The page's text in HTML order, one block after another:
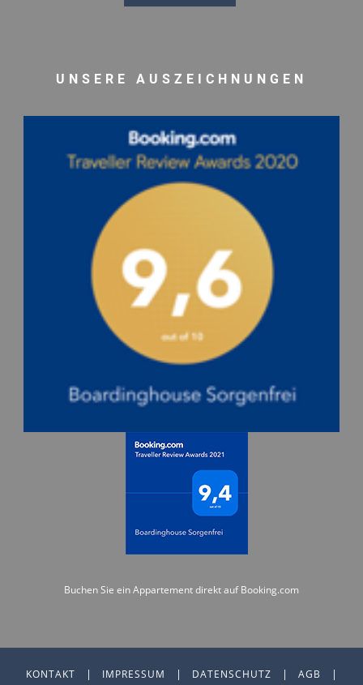
UNSERE AUSZEICHNUNGEN
Buchen Sie ein Appartement direkt auf Booking.com
KONTAKT | IMPRESSUM | DATENSCHUTZ | AGB |